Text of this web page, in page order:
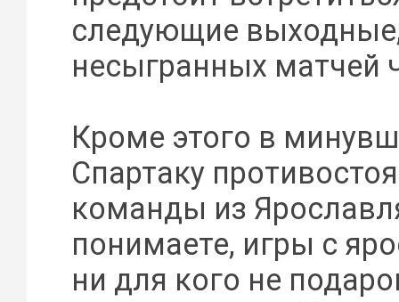
следующие
несыгранных матчей
Кроме этого в
Спартаку
команды из
понимаете, игры с
ни для кого не